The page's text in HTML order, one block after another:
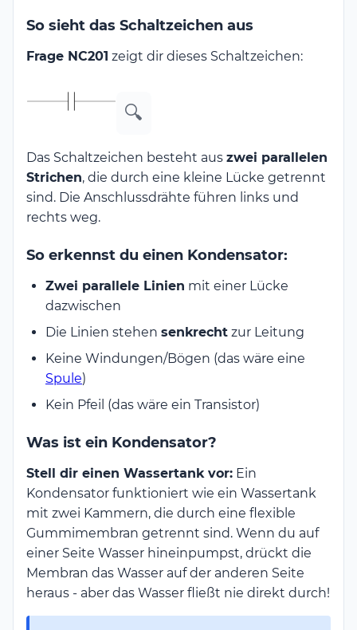
So sieht das Schaltzeichen aus
Frage NC201 zeigt dir dieses Schaltzeichen:
🔍
Das Schaltzeichen besteht aus zwei parallelen
Strichen, die durch eine kleine Lücke getrennt
sind. Die Anschlussdrähte führen links und
rechts weg.
So erkennst du einen Kondensator:
Zwei parallele Linien mit einer Lücke
dazwischen
Die Linien stehen senkrecht zur Leitung
Keine Windungen/Bögen (das wäre eine
Spule)
Kein Pfeil (das wäre ein Transistor)
Was ist ein Kondensator?
Stell dir einen Wassertank vor: Ein
Kondensator funktioniert wie ein Wassertank
mit zwei Kammern, die durch eine flexible
Gummimembran getrennt sind. Wenn du auf
einer Seite Wasser hineinpumpst, drückt die
Membran das Wasser auf der anderen Seite
heraus - aber das Wasser fließt nie direkt durch!